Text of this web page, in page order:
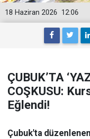
12:06
18 Haziran 2026
ÇUBUK’TA
COŞKUSU:
Eğlendi!
Çubuk'ta